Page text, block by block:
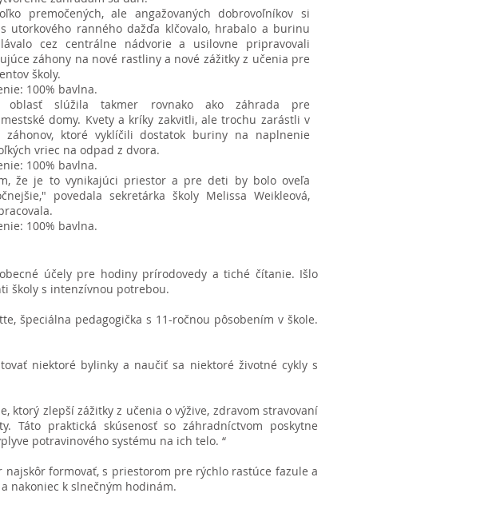
premočených, ale angažovaných dobrovoľníkov si
utorkového ranného dažďa klčovalo, hrabalo a burinu
cez centrálne nádvorie a usilovne pripravovali
záhony na nové rastliny a nové zážitky z učenia pre
školy.
100% bavlna.
oblasť slúžila takmer rovnako ako záhrada pre
domy. Kvety a kríky zakvitli, ale trochu zarástli v
záhonov, ktoré vyklíčili dostatok buriny na naplnenie
vriec na odpad z dvora.
100% bavlna.
že je to vynikajúci priestor a pre deti by bolo oveľa
povedala sekretárka školy Melissa Weikleová,
100% bavlna.
účely pre hodiny prírodovedy a tiché čítanie. Išlo
školy s intenzívnou potrebou.
špeciálna pedagogička s 11-ročnou pôsobením v škole.
niektoré bylinky a naučiť sa niektoré životné cykly s
ktorý zlepší zážitky z učenia o výžive, zdravom stravovaní
Táto praktická skúsenosť so záhradníctvom poskytne
potravinového systému na ich telo. “
formovať, s priestorom pre rýchlo rastúce fazule a
nakoniec k slnečným hodinám.